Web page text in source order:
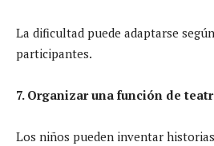
La dificultad puede adaptarse
participantes.
7. Organizar una función de
Los niños pueden inventar